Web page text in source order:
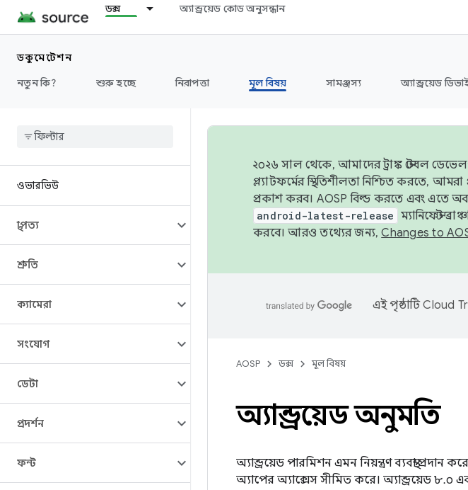
ডক্স অ্যান্ড্রয়েড কোড অনুসন্ধান
ডকুমেন্টেশন
নতুন কি?
শুরু হচ্ছে নিরাপত্তা মূল বিষয় সামঞ্জস্য অ্যান্ড্রয়েড
ওভারভিউ
স্থাপত্য
শ্রুতি
ক্যামেরা
সংযোগ
ডেটা
প্রদর্শন
ফন্ট
২০২৬ সাল থেকে, আমাদের ট্রাঙ্ক স্টেবল
প্ল্যাটফর্মের স্থিতিশীলতা নিশ্চিত করতে,
প্রকাশ করব। AOSP বিল্ড করতে এবং এতে
android-latest-release ম্যানিফেস্ট
করবে। আরও তথ্যের জন্য,Changes to
এই পৃষ্ঠাটিCloud
AOSP ডক্স মূল বিষয়
অ্যান্ড্রয়েড অনুমতি
অ্যান্ড্রয়েড পারমিশন এমন নিয়ন্ত্রণ ব্যবস্থা
অ্যাপের অ্যাক্সেস সীমিত করে। অ্যান্ড্রয়েড